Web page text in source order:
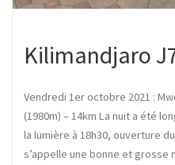
Kilimandjaro
Vendredi 1er octobre 2021 :
(1980m) – 14km La nuit a été
la lumière à 18h30, ouverture
s’appelle une bonne et grosse